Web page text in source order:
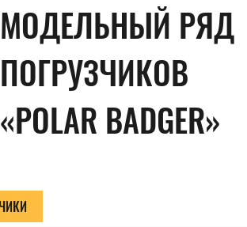
МОДЕЛЬНЫЙ РЯД
ПОГРУЗЧИКОВ
«POLAR BADGER»